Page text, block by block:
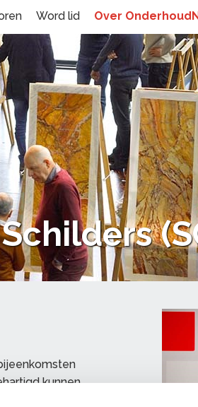
Word lid Over
kunnen